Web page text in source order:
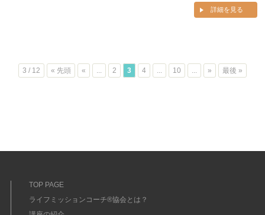
詳細を見る
3 / 12 « 先頭 « ... 2 3 4 ... 10 ... » 最後 »
TOP PAGE
ライフミッションコーチ®協会とは？